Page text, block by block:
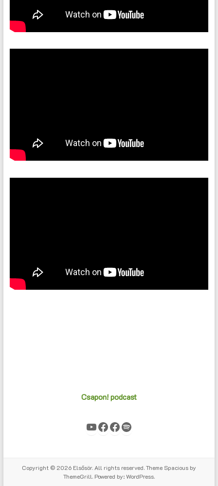
Csapon! podcast
YouTube
Facebook
Facebook
Spotify
Copyright © 2026 Elsősör. All rights reserved. Theme Spaciousby
ThemeGrill. Powered by:WordPress.